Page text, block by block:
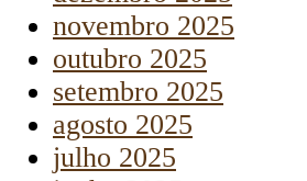
novembro 2025
outubro 2025
setembro 2025
agosto 2025
julho 2025